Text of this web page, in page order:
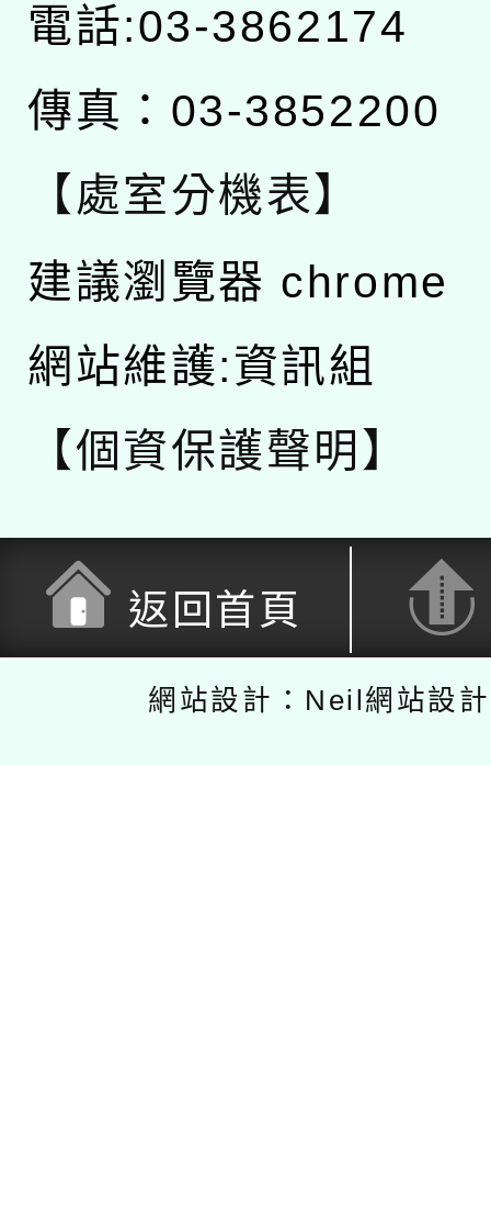
電話:03-3862174
傳真：03-3852200
【處室分機表】
建議瀏覽器 chrome
網站維護:資訊組
【個資保護聲明】
返回首頁
網站設計：Neil網站設